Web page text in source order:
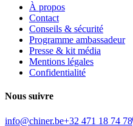
À propos
Contact
Conseils & sécurité
Programme ambassadeur
Presse & kit média
Mentions légales
Confidentialité
Nous suivre
info@chiner.be+32 471 18 74 78